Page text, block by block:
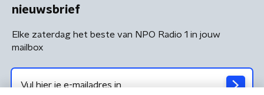
nieuwsbrief
Elke zaterdag het beste van NPO Radio 1 in jouw
mailbox